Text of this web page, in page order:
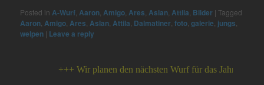
Posted in A-Wurf Aaron Amigo Ares Aslan Attila Bilder |Tagged
Aaron Amigo Ares Aslan Attila Dalmatiner ,foto ,galerie jungs
welpen | Leave a reply
+++ Wir planen den nächsten Wurf für das Jahr 2026 +++